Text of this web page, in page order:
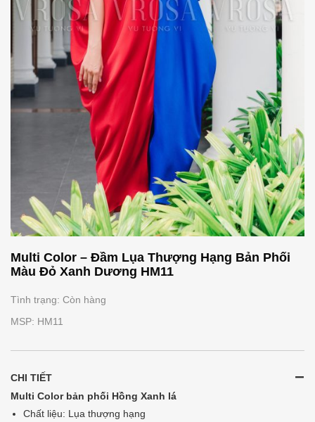
Multi Color – Đầm Lụa Thượng Hạng Bản Phối
Màu Đỏ Xanh Dương HM11
Tình trạng: Còn hàng
MSP: HM11
CHI TIẾT
Multi Color bản phối Hồng Xanh lá
Chất liệu: Lụa thượng hạng